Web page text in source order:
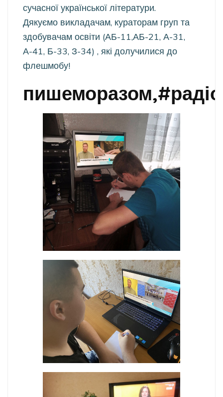
сучасної української літератури.
Дякуємо викладачам, кураторам груп та
здобувачам освіти (АБ-11,АБ-21, А-31,
А-41, Б-33, З-34) , які долучилися до
флешмобу!